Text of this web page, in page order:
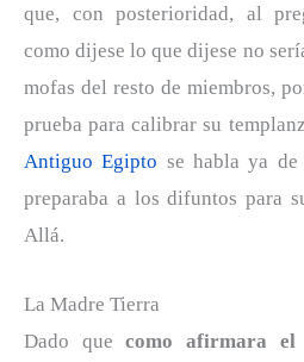
que, con posterioridad, al
como dijese lo que dijese no
mofas del resto de miembros,
prueba para calibrar su
Antiguo Egipto se habla ya
preparaba a los difuntos para
Allá.
La Madre Tierra
Dado quecomo afirmara